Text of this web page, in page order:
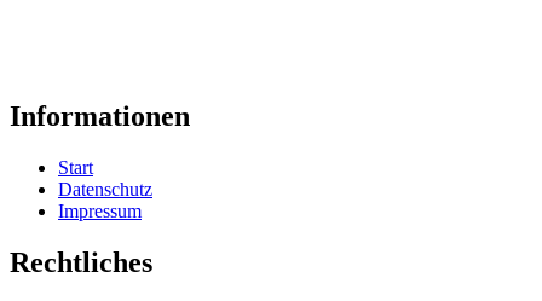
Informationen
Start
Datenschutz
Impressum
Rechtliches